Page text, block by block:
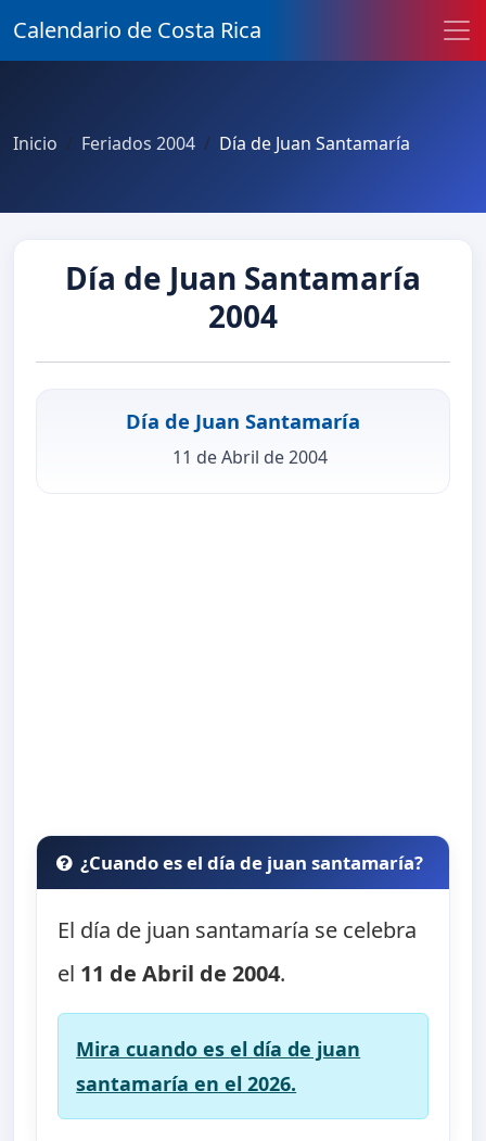
Calendario de Costa Rica
Inicio Feriados 2004 Día de Juan Santamaría
Día de Juan Santamaría
2004
Día de Juan Santamaría
11 de Abril de 2004
¿Cuando es el día de juan santamaría?
El día de juan santamaría se celebra
el 11 de Abril de 2004.
Mira cuando es el día de juan
santamaría en el 2026.